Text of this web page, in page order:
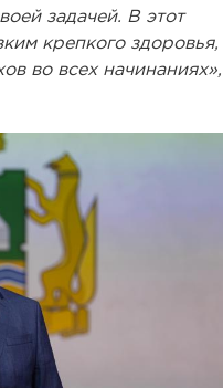
задачей. В этот
крепкого здоровья,
во всех начинаниях»,